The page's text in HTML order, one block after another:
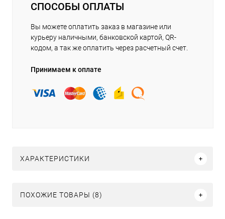
СПОСОБЫ ОПЛАТЫ
Вы можете оплатить заказ в магазине или
курьеру наличными, банковской картой, QR-
кодом, а так же оплатить через расчетный счет.
Принимаем к оплате
ХАРАКТЕРИСТИКИ
ПОХОЖИЕ ТОВАРЫ (8)